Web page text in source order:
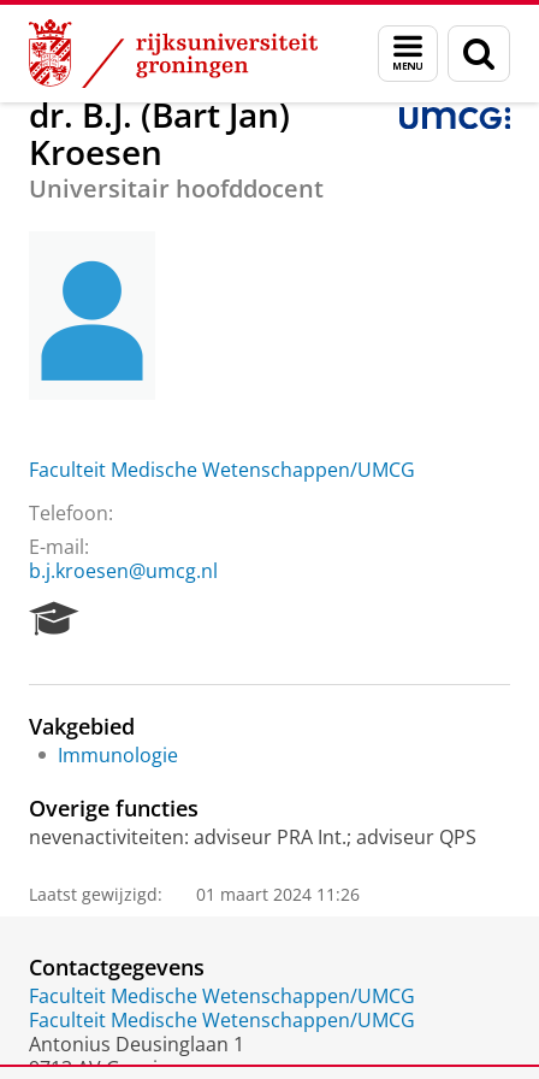
Skip
Content
Skip
Navigation
Menu
en
zoeken
Over ons dr. B.J. (Bart Jan) Kroesen
dr. B.J. (Bart Jan)
Kroesen
Universitair hoofddocent
Faculteit Medische Wetenschappen/UMCG
Telefoon:
E-mail:
b.j.kroesen@umcg.nl
e
r
c
P
o
a
Vakgebied
Immunologie
Overige functies
nevenactiviteiten: adviseur PRA Int.; adviseur QPS
Laatst gewijzigd: 01 maart 2024 11:26
Contactgegevens
Faculteit Medische Wetenschappen/UMCG
Faculteit Medische Wetenschappen/UMCG
Antonius Deusinglaan 1
9713 AV Groningen